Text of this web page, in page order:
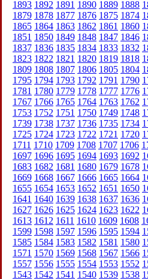
1893 1892 1891 1890 1889 1888
1879 1878 1877 1876 1875 1874
1865 1864 1863 1862 1861 1860
1851 1850 1849 1848 1847 1846
1837 1836 1835 1834 1833 1832
1823 1822 1821 1820 1819 1818
1809 1808 1807 1806 1805 1804
1795 1794 1793 1792 1791 1790
1781 1780 1779 1778 1777 1776
1767 1766 1765 1764 1763 1762
1753 1752 1751 1750 1749 1748
1739 1738 1737 1736 1735 1734
1725 1724 1723 1722 1721 1720
1711 1710 1709 1708 1707 1706
1697 1696 1695 1694 1693 1692
1683 1682 1681 1680 1679 1678
1669 1668 1667 1666 1665 1664
1655 1654 1653 1652 1651 1650
1641 1640 1639 1638 1637 1636
1627 1626 1625 1624 1623 1622
1613 1612 1611 1610 1609 1608
1599 1598 1597 1596 1595 1594
1585 1584 1583 1582 1581 1580
1571 1570 1569 1568 1567 1566
1557 1556 1555 1554 1553 1552
1543 1542 1541 1540 1539 1538